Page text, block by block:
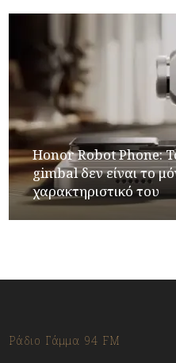
Honor Robot Phone:
gimbal δεν είναι το
χαρακτηριστικό του
Ράδιο Γάμμα 94 FM